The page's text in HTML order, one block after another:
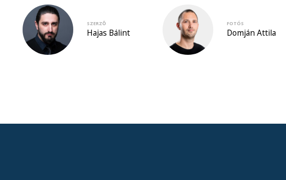
SZERZŐ
Hajas Bálint
FOTÓS
Domján Attila